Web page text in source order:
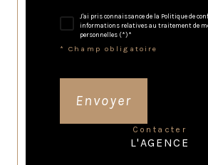
J'ai pris connaissance de la Politique de
informations relatives au traitement de
personnelles (*)*
* Champ obligatoire
Envoyer
contacter
L'AGENCE